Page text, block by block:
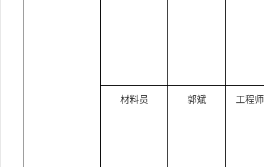
材料员 郭斌 工程师